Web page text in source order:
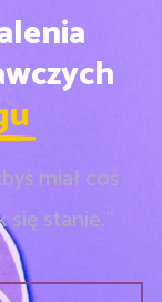
miał coś
stanie.”